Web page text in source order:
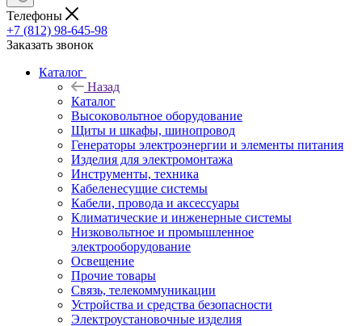
Телефоны
+7 (812) 98-645-98
Заказать звонок
Каталог
Назад
Каталог
Высоковольтное оборудование
Щиты и шкафы, шинопровод
Генераторы электроэнергии и элементы питания
Изделия для электромонтажа
Инструменты, техника
Кабеленесущие системы
Кабели, провода и аксессуары
Климатические и инженерные системы
Низковольтное и промышленное
электрооборудование
Освещение
Прочие товары
Связь, телекоммуникации
Устройства и средства безопасности
Электроустановочные изделия